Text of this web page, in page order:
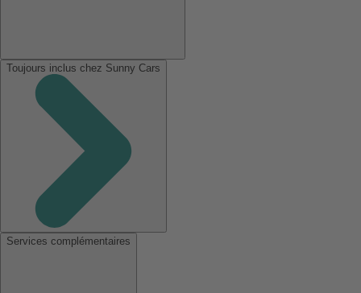
Toujours inclus chez Sunny Cars
Services complémentaires